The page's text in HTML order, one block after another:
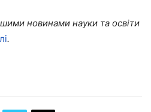
новинами науки та освіти
.